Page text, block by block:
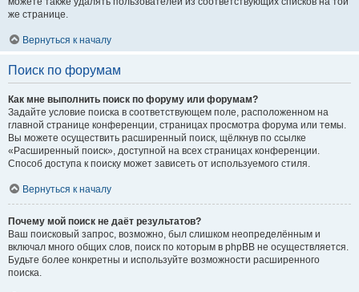
же странице.
Вернуться к началу
Поиск по форумам
Как мне выполнить поиск по форуму или форумам?
Задайте условие поиска в соответствующем поле, расположенном на
главной странице конференции, страницах просмотра форума или темы.
Вы можете осуществить расширенный поиск, щёлкнув по ссылке
«Расширенный поиск», доступной на всех страницах конференции.
Способ доступа к поиску может зависеть от используемого стиля.
Вернуться к началу
Почему мой поиск не даёт результатов?
Ваш поисковый запрос, возможно, был слишком неопределённым и
включал много общих слов, поиск по которым в phpBB не осуществляется.
Будьте более конкретны и используйте возможности расширенного
поиска.